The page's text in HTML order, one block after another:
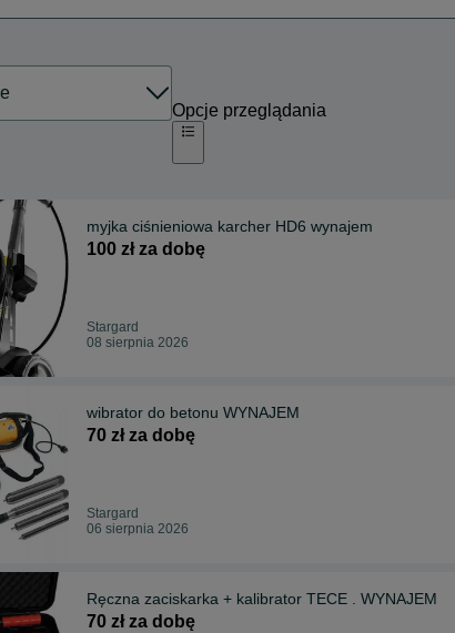
Opcje przeglądania
myjka ciśnieniowa karcher HD6 wynajem
100 zł za dobę
Stargard
08 sierpnia 2026
wibrator do betonu WYNAJEM
70 zł za dobę
Stargard
06 sierpnia 2026
Ręczna zaciskarka + kalibrator TECE . WYNAJEM
70 zł za dobę